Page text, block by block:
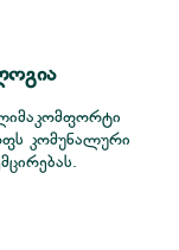
კომუნალური